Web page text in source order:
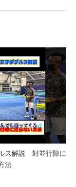
ス解説 対並行陣に
法